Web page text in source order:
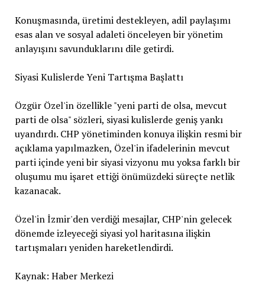
Konuşmasında, üretimi destekleyen, adil paylaşımı
esas alan ve sosyal adaleti önceleyen bir yönetim
anlayışını savunduklarını dile getirdi.
Siyasi Kulislerde Yeni Tartışma Başlattı
Özgür Özel'in özellikle "yeni parti de olsa, mevcut
parti de olsa" sözleri, siyasi kulislerde geniş yankı
uyandırdı. CHP yönetiminden konuya ilişkin resmi bir
açıklama yapılmazken, Özel'in ifadelerinin mevcut
parti içinde yeni bir siyasi vizyonu mu yoksa farklı bir
oluşumu mu işaret ettiği önümüzdeki süreçte netlik
kazanacak.
Özel'in İzmir'den verdiği mesajlar, CHP'nin gelecek
dönemde izleyeceği siyasi yol haritasına ilişkin
tartışmaları yeniden hareketlendirdi.
Kaynak: Haber Merkezi